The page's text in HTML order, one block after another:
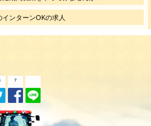
ンターンOKの求人